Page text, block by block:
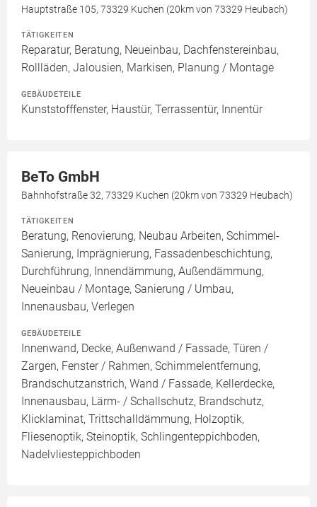
Hauptstraße 105, 73329 Kuchen (20km von 73329 Heubach)
TÄTIGKEITEN
Reparatur, Beratung, Neueinbau, Dachfenstereinbau,
Rollläden, Jalousien, Markisen, Planung / Montage
GEBÄUDETEILE
Kunststofffenster, Haustür, Terrassentür, Innentür
BeTo GmbH
Bahnhofstraße 32, 73329 Kuchen (20km von 73329 Heubach)
TÄTIGKEITEN
Beratung, Renovierung, Neubau Arbeiten, Schimmel-
Sanierung, Imprägnierung, Fassadenbeschichtung,
Durchführung, Innendämmung, Außendämmung,
Neueinbau / Montage, Sanierung / Umbau,
Innenausbau, Verlegen
GEBÄUDETEILE
Innenwand, Decke, Außenwand / Fassade, Türen /
Zargen, Fenster / Rahmen, Schimmelentfernung,
Brandschutzanstrich, Wand / Fassade, Kellerdecke,
Innenausbau, Lärm- / Schallschutz, Brandschutz,
Klicklaminat, Trittschalldämmung, Holzoptik,
Fliesenoptik, Steinoptik, Schlingenteppichboden,
Nadelvliesteppichboden